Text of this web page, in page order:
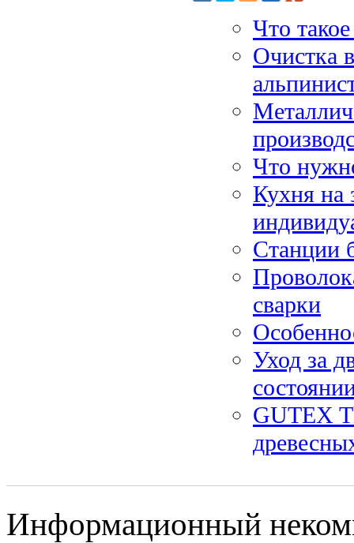
Что
Очистка
Что
Кухня на
Станции
сварки
Уход за
GUTEX
Информационный